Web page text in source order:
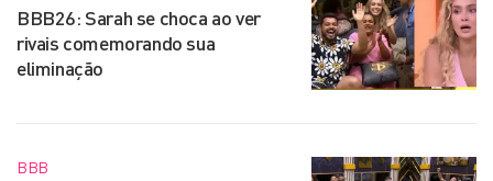
BBB26: Sarah se choca ao ver
rivais comemorando sua
eliminação
BBB